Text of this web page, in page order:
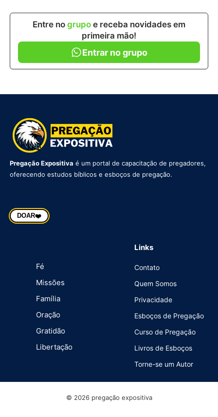
Entre no grupo e receba novidades em
primeira mão!
Entrar no grupo
Pregação Expositiva é um portal de capacitação de pregadores,
oferecendo estudos bíblicos e esboços de pregação.
DOAR❤️
Fé
Missões
Família
Oração
Gratidão
Libertação
Links
Contato
Quem Somos
Privacidade
Esboços de Pregação
Curso de Pregação
Livros de Esboços
Torne-se um Autor
© 2026 pregação expositiva